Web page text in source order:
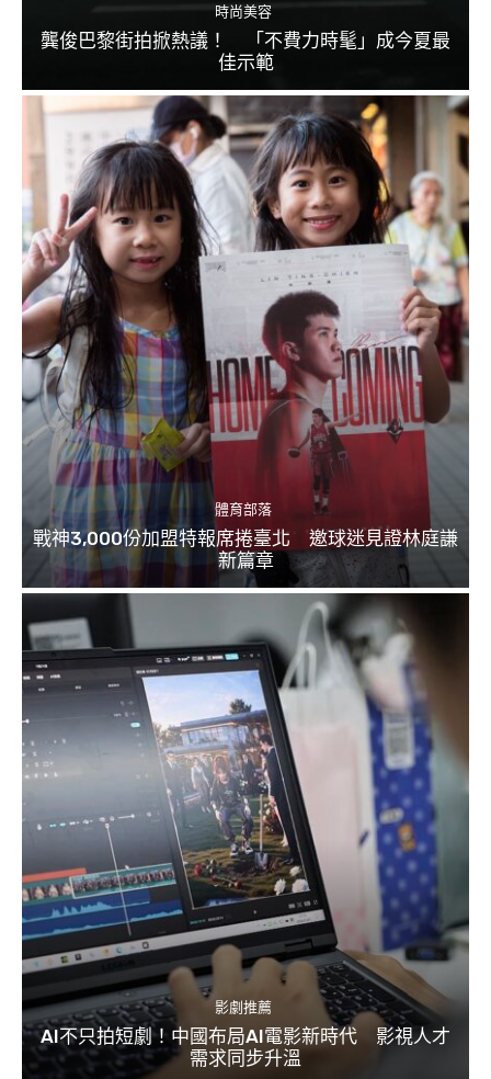
時尚美容
龔俊巴黎街拍掀熱議！ 「不費力時髦」成今夏最
佳示範
體育部落
戰神3,000份加盟特報席捲臺北 邀球迷見證林庭謙
新篇章
影劇推薦
AI不只拍短劇！中國布局AI電影新時代 影視人才
需求同步升溫